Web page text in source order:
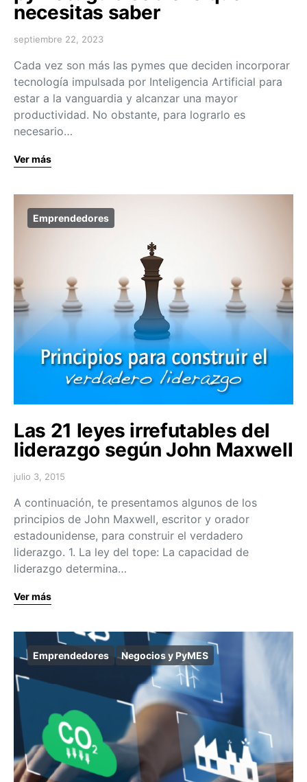
necesitas saber
septiembre 22, 2023
Cada vez son más las pymes que deciden incorporar
tecnología impulsada por Inteligencia Artificial para
estar a la vanguardia y alcanzar una mayor
productividad. No obstante, para lograrlo es
necesario…
Ver más
Emprendedores
Las 21 leyes irrefutables del
liderazgo según John Maxwell
julio 3, 2015
A continuación, te presentamos algunos de los
principios de John Maxwell, escritor y orador
estadounidense, para construir el verdadero
liderazgo. 1. La ley del tope: La capacidad de
liderazgo determina…
Ver más
Emprendedores Negocios y PyMES